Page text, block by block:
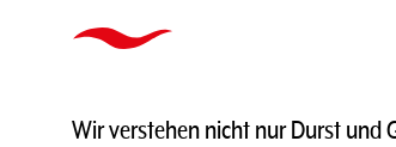
Wir verstehen nicht nur Durst und